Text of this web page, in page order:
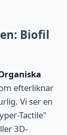
Biofil
efterliknar
Vi ser en
Tactile"
3D-